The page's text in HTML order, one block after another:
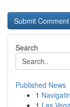
Search
Published News
1
1 Las